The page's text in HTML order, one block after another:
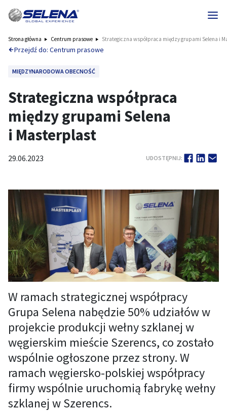
Strona główna Centrum prasowe Strategiczna współpraca między grupami Selena i
Przejdź do: Centrum prasowe
MIĘDZYNARODOWA OBECNOŚĆ
Strategiczna współpraca
między grupami Selena
i Masterplast
29.06.2023 UDOSTĘPNIJ:
W ramach strategicznej współpracy
Grupa Selena nabędzie 50% udziałów w
projekcie produkcji wełny szklanej w
węgierskim mieście Szerencs, co zostało
wspólnie ogłoszone przez strony. W
ramach węgiersko-polskiej współpracy
firmy wspólnie uruchomią fabrykę wełny
szklanej w Szerencs.